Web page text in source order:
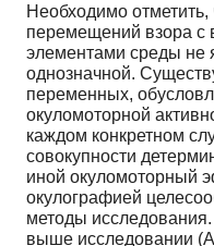
Необходимо отметить,
перемещений взора
элементами среды не
однозначной.
переменных,
окуломоторной
каждом конкретном
совокупности
иной окуломоторный
окулографией
методы
выше исследовании